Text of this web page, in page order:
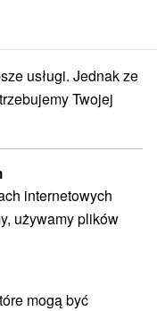
kraj Liptovský Michal
usługi. Jednak ze
Twojej
internetowych
używamy plików
mogą być